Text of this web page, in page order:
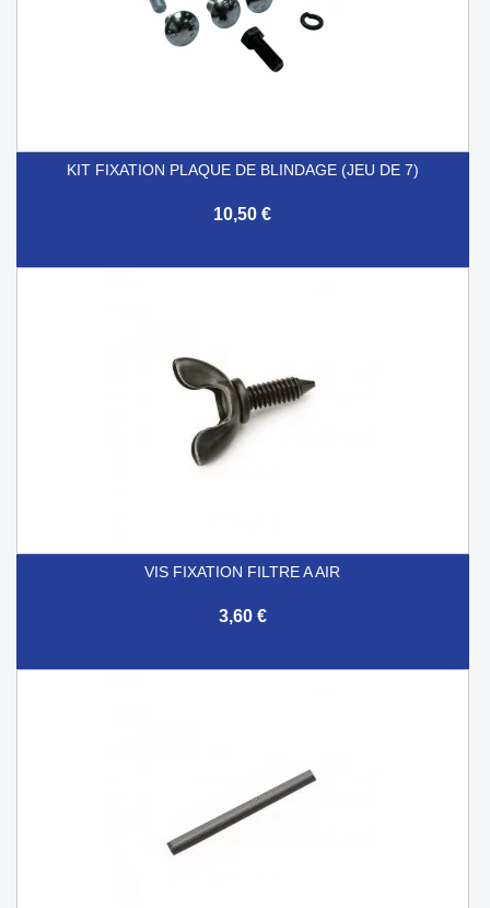
KIT FIXATION PLAQUE DE BLINDAGE (JEU DE 7)
10,50 €
VIS FIXATION FILTRE A AIR
3,60 €